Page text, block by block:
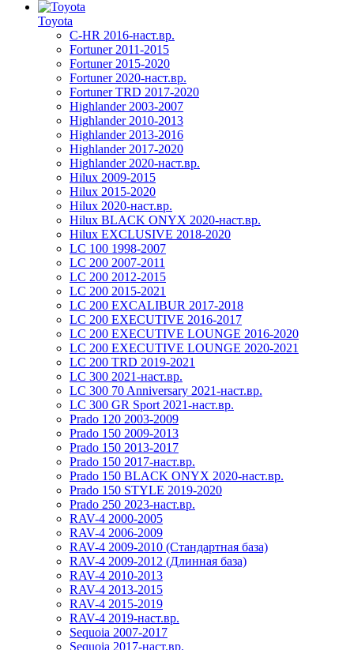
Toyota
C-HR 2016-наст.вр.
Fortuner 2011-2015
Fortuner 2015-2020
Fortuner 2020-наст.вр.
Fortuner TRD 2017-2020
Highlander 2003-2007
Highlander 2010-2013
Highlander 2013-2016
Highlander 2017-2020
Highlander 2020-наст.вр.
Hilux 2009-2015
Hilux 2015-2020
Hilux 2020-наст.вр.
Hilux BLACK ONYX 2020-наст.вр.
Hilux EXCLUSIVE 2018-2020
LC 100 1998-2007
LC 200 2007-2011
LC 200 2012-2015
LC 200 2015-2021
LC 200 EXCALIBUR 2017-2018
LC 200 EXECUTIVE 2016-2017
LC 200 EXECUTIVE LOUNGE 2016-2020
LC 200 EXECUTIVE LOUNGE 2020-2021
LC 200 TRD 2019-2021
LC 300 2021-наст.вр.
LC 300 70 Anniversary 2021-наст.вр.
LC 300 GR Sport 2021-наст.вр.
Prado 120 2003-2009
Prado 150 2009-2013
Prado 150 2013-2017
Prado 150 2017-наст.вр.
Prado 150 BLACK ONYX 2020-наст.вр.
Prado 150 STYLE 2019-2020
Prado 250 2023-наст.вр.
RAV-4 2000-2005
RAV-4 2006-2009
RAV-4 2009-2010 (Стандартная база)
RAV-4 2009-2012 (Длинная база)
RAV-4 2010-2013
RAV-4 2013-2015
RAV-4 2015-2019
RAV-4 2019-наст.вр.
Sequoia 2007-2017
Sequoia 2017-наст.вр.